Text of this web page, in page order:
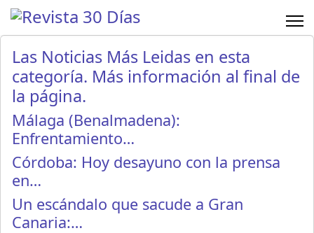
Las Noticias Más Leidas en esta
categoría. Más información al final de
la página.
Málaga (Benalmadena):
Enfrentamiento…
Córdoba: Hoy desayuno con la prensa
en…
Un escándalo que sacude a Gran
Canaria:…